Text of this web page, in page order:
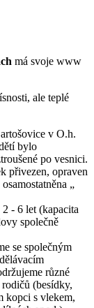
má svoje www
ale teplé
v O.h.
bylo
po vesnici.
přivezen, opraven
„
- 6 let (kapacita
společně
se společným
různé
(besídky,
kopci s vlekem,